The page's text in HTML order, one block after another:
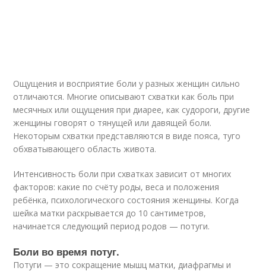
Ощущения и восприятие боли у разных женщин сильно
отличаются. Многие описывают схватки как боль при
месячных или ощущения при диарее, как судороги, другие
женщины говорят о тянущей или давящей боли.
Некоторым схватки представляются в виде пояса, туго
обхватывающего область живота.
Интенсивность боли при схватках зависит от многих
факторов: какие по счёту роды, веса и положения
ребёнка, психологического состояния женщины. Когда
шейка матки раскрывается до 10 сантиметров,
начинается следующий период родов — потуги.
Боли во время потуг.
Потуги — это сокращение мышц матки, диафрагмы и